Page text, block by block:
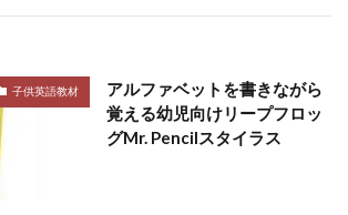
子供英語教材
アルファベットを書きながら
覚える幼児向けリープフロッ
グMr. Pencilスタイラス